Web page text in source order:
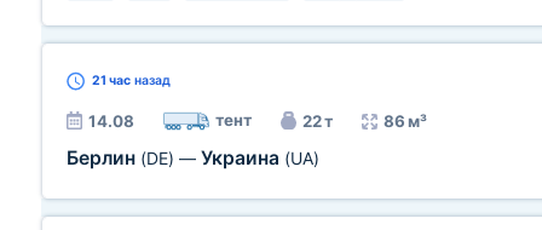
21 час назад
14.08 тент 22 т 86 м³
Берлин (DE) — Украина (UA)